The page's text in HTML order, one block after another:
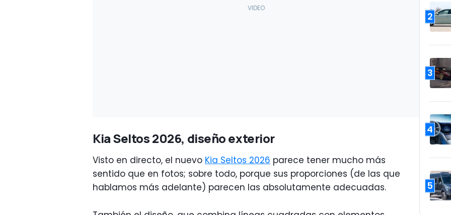
Kia Seltos 2026, diseño exterior
Visto en directo, el nuevo Kia Seltos 2026 parece tener mucho más
sentido que en fotos; sobre todo, porque sus proporciones (de las que
hablamos más adelante) parecen las absolutamente adecuadas.
2
3
4
5